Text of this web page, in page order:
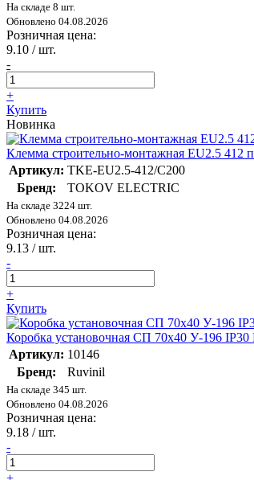
На складе 8 шт.
Обновлено 04.08.2026
Розничная цена:
9.10 / шт.
-
+
Купить
Новинка
Клемма строительно-монтажная EU2.5 412
Артикул: TKE-EU2.5-412/C200
Бренд:
TOKOV ELECTRIC
На складе 3224 шт.
Обновлено 04.08.2026
Розничная цена:
9.13 / шт.
-
+
Купить
Коробка установочная СП 70х40 У-196 IP30
Артикул: 10146
Бренд:
Ruvinil
На складе 345 шт.
Обновлено 04.08.2026
Розничная цена:
9.18 / шт.
-